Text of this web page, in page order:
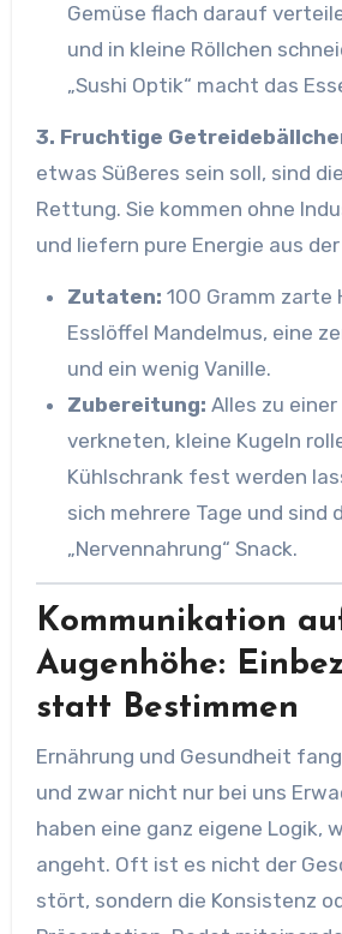
Gemüse flach darauf
und in kleine Röllchen
„Sushi Optik“ macht das
3. Fruchtige
etwas Süßeres sein soll, sind
Rettung. Sie kommen ohne
und liefern pure Energie aus
Zutaten: 100 Gramm zarte
Esslöffel Mandelmus, eine
und ein wenig Vanille.
Zubereitung: Alles zu einer
verkneten, kleine Kugeln
Kühlschrank fest werden
sich mehrere Tage und sind
„Nervennahrung“ Snack.
Kommunikation
Augenhöhe:
statt Bestimmen
Ernährung und Gesundheit
und zwar nicht nur bei uns
haben eine ganz eigene Logik,
angeht. Oft ist es nicht der
stört, sondern die Konsistenz